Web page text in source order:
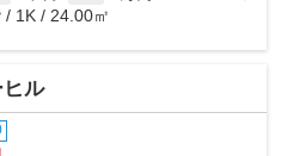
/ 1K / 24.00㎡
ル